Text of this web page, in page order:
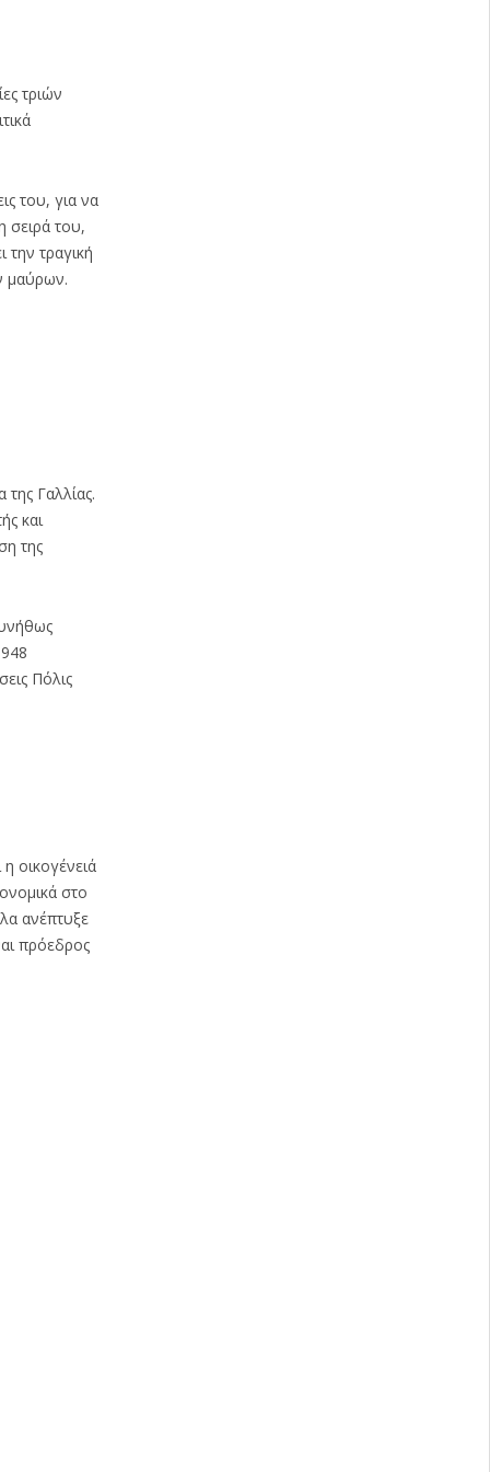
τριών
του, για να
σειρά του,
τραγική
μαύρων.
Γαλλίας.
και
της
Πόλις
οικογένειά
στο
ανέπτυξε
πρόεδρος